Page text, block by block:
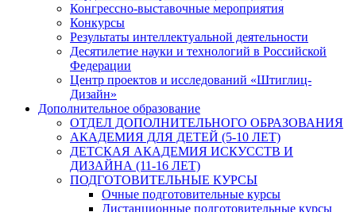
Конгрессно-выставочные мероприятия
Конкурсы
Результаты интеллектуальной деятельности
Десятилетие науки и технологий в Российской
Федерации
Центр проектов и исследований «Штиглиц-
Дизайн»
Дополнительное образование
ОТДЕЛ ДОПОЛНИТЕЛЬНОГО ОБРАЗОВАНИЯ
АКАДЕМИЯ ДЛЯ ДЕТЕЙ (5-10 ЛЕТ)
ДЕТСКАЯ АКАДЕМИЯ ИСКУССТВ И
ДИЗАЙНА (11-16 ЛЕТ)
ПОДГОТОВИТЕЛЬНЫЕ КУРСЫ
Очные подготовительные курсы
Дистанционные подготовительные курсы